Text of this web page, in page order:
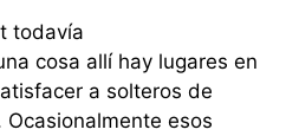
todavía
cosa allí hay lugares en
a solteros de
esos